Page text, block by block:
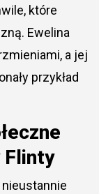
które
Ewelina
a jej
przykład
Flinty